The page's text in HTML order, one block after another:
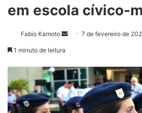
em escola cívico-
Fabio Kamoto
d
e
u
m
7 de fevereiro de
1 minuto de leitura